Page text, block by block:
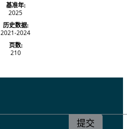
基准年:
2025
历史数据:
2021-2024
页数:
210
提交